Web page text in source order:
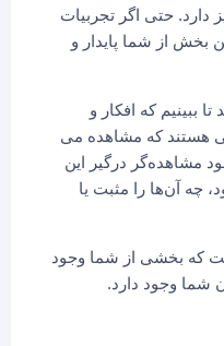
دارد. حتی اگر تجربیات
بخش از شما پایدار و
ببینیم که افکار و
هستند که مشاهده می
مشاهده‌گر درگیر این
چه آن‌ها را مثبت یا
که بخشی از شما وجود
شما وجود دارد.